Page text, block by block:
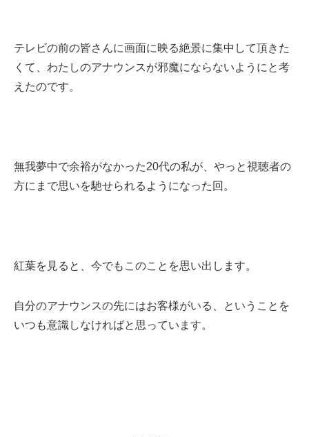
テレビの前の皆さんに画面に映る絶景に集中して頂きた
くて、わたしのアナウンスが邪魔にならないようにと考
えたのです。
無我夢中で余裕がなかった20代の私が、やっと視聴者の
方にまで思いを馳せられるようになった回。
紅葉を見ると、今でもこのことを思い出します。
自分のアナウンスの先にはお客様がいる、ということを
いつも意識しなければと思っています。